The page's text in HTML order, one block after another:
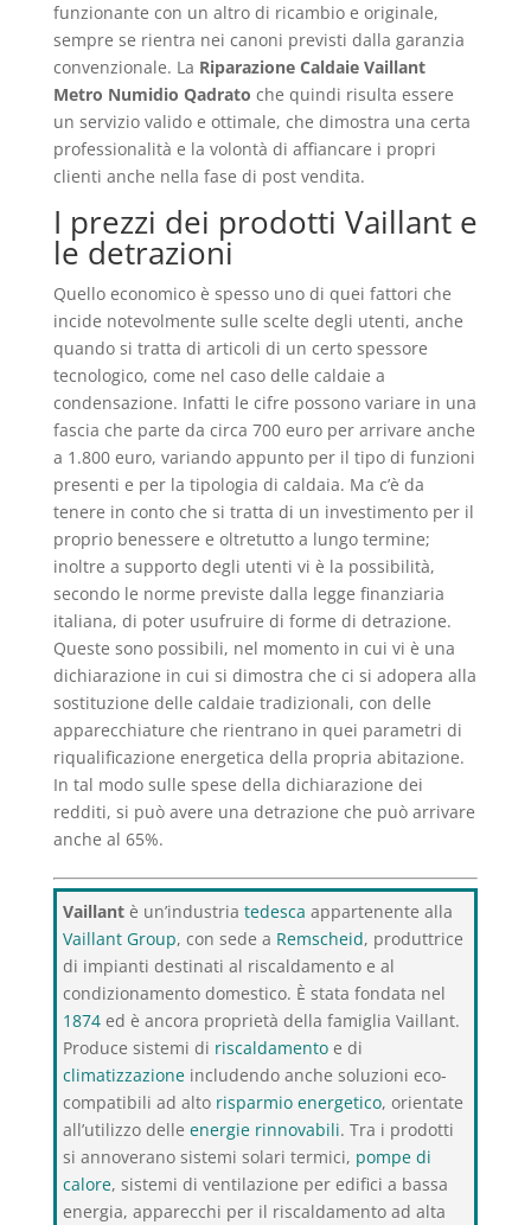
funzionante con un altro di ricambio e originale,
sempre se rientra nei canoni previsti dalla garanzia
convenzionale. La Riparazione Caldaie Vaillant
Metro Numidio Qadrato che quindi risulta essere
un servizio valido e ottimale, che dimostra una certa
professionalità e la volontà di affiancare i propri
clienti anche nella fase di post vendita.
I prezzi dei prodotti Vaillant e
le detrazioni
Quello economico è spesso uno di quei fattori che
incide notevolmente sulle scelte degli utenti, anche
quando si tratta di articoli di un certo spessore
tecnologico, come nel caso delle caldaie a
condensazione. Infatti le cifre possono variare in una
fascia che parte da circa 700 euro per arrivare anche
a 1.800 euro, variando appunto per il tipo di funzioni
presenti e per la tipologia di caldaia. Ma c’è da
tenere in conto che si tratta di un investimento per il
proprio benessere e oltretutto a lungo termine;
inoltre a supporto degli utenti vi è la possibilità,
secondo le norme previste dalla legge finanziaria
italiana, di poter usufruire di forme di detrazione.
Queste sono possibili, nel momento in cui vi è una
dichiarazione in cui si dimostra che ci si adopera alla
sostituzione delle caldaie tradizionali, con delle
apparecchiature che rientrano in quei parametri di
riqualificazione energetica della propria abitazione.
In tal modo sulle spese della dichiarazione dei
redditi, si può avere una detrazione che può arrivare
anche al 65%.
Vaillantè un’industria tedesca appartenente alla
Vaillant Group, con sede a Remscheid, produttrice
di impianti destinati al riscaldamento e al
condizionamento domestico. È stata fondata nel
1874ed è ancora proprietà della famiglia Vaillant.
Produce sistemi di riscaldamentoe di
climatizzazioneincludendo anche soluzioni eco-
compatibili ad alto risparmio energetico, orientate
all’utilizzo delle energie rinnovabili. Tra i prodotti
si annoverano sistemi solari termici, pompe di
calore, sistemi di ventilazione per edifici a bassa
energia, apparecchi per il riscaldamento ad alta